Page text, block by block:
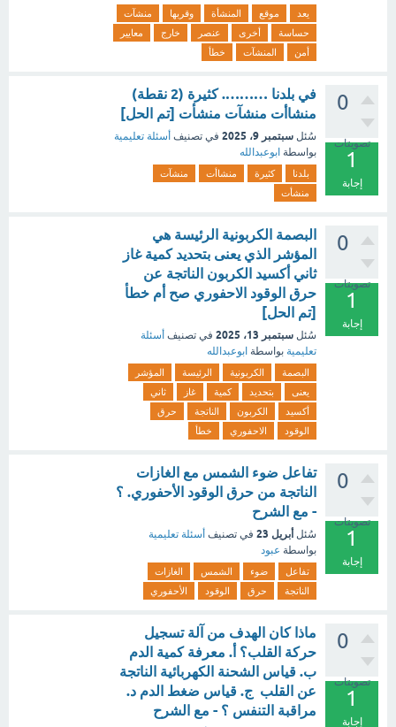
يعد موقع المنشأة وقربها
منشآت
حساسة
أخرى عنصر خارج
معايير
أمن
المنشآت خطأ
0
تصويتات
1
إجابة
في بلدنا ………. كثيرة (2 نقطة)
منشاأت منشآت منشأت [تم الحل]
سُئل سبتمبر 9، 2025 في تصنيف أسئلة تعليمية
بواسطة ابوعبدالله
بلدنا كثيرة منشاأت
منشآت
منشأت
0
تصويتات
1
إجابة
البصمة الكربونية الرئيسة هي
المؤشر الذي يعنى بتحديد كمية غاز
ثاني أكسيد الكربون الناتجة عن
حرق الوقود الاحفوري صح أم خطأ
[تم الحل]
سُئل سبتمبر 13، 2025 في تصنيف أسئلة
تعليمية بواسطة ابوعبدالله
البصمة الكربونية الرئيسة
المؤشر
يعنى
بتحديد كمية غاز
ثاني
أكسيد
الكربون الناتجة
حرق
الوقود
الاحفوري خطأ
0
تصويتات
1
إجابة
تفاعل ضوء الشمس مع الغازات
الناتجة من حرق الوقود الأحفوري. ؟
- مع الشرح
سُئل أبريل 23 في تصنيف أسئلة تعليمية
بواسطة عبود
تفاعل ضوء الشمس
الغازات
الناتجة
حرق الوقود الأحفوري
0
تصويتات
1
إجابة
ماذا كان الهدف من آلة تسجيل
حركة القلب؟ أ. معرفة كمية الدم
ب. قياس الشحنة الكهربائية الناتجة
عن القلب ج. قياس ضغط الدم د.
مراقبة التنفس ؟ - مع الشرح